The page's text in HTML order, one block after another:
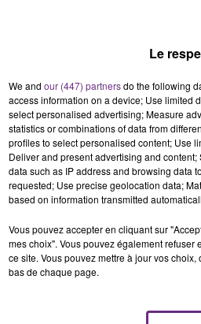
d’années.
pour le moment mais
le parquet de Reims
et ne s’est pas
Le
We and our (447) partnersdo the following
access information on a device; Use limited
select personalised advertising; Measure
statistics or combinations of data from
profiles to select personalised content; Use
Deliver and present advertising and
data such as IP address and browsing data
requested; Use precise geolocation data;
based on information transmitted
Vous pouvez accepter en cliquant sur
mes choix". Vous pouvez également
ce site. Vous pouvez mettre à jour vos
bas de chaque page.